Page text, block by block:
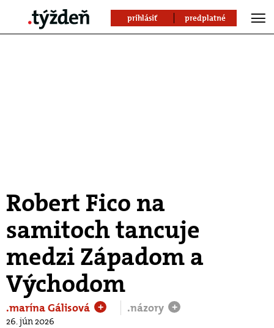
prihlásiť predplatné
Robert Fico na
samitoch tancuje
medzi Západom a
Východom
.marína Gálisová + .názory +
26. jún 2026